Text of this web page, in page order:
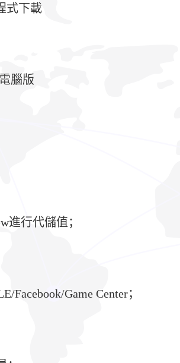
式下載
腦版
進行代儲值；
Facebook/Game Center；